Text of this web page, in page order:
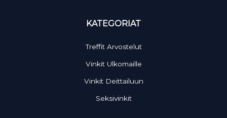
KATEGORIAT
Treffit Arvostelut
Vinkit Ulkomaille
Vinkit Deittailuun
Seksivinkit